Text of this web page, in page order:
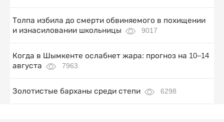
Толпа избила до смерти обвиняемого в похищении
и изнасиловании школьницы
9017
Когда в Шымкенте ослабнет жара: прогноз на 10–14
августа
7963
Золотистые барханы среди степи 6298